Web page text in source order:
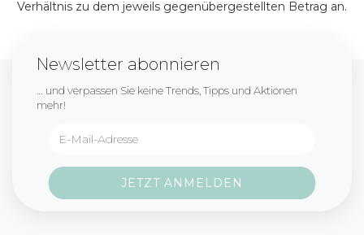
Verhältnis zu dem jeweils gegenübergestellten Betrag an.
Newsletter abonnieren
… und verpassen Sie keine Trends, Tipps und Aktionen
mehr!